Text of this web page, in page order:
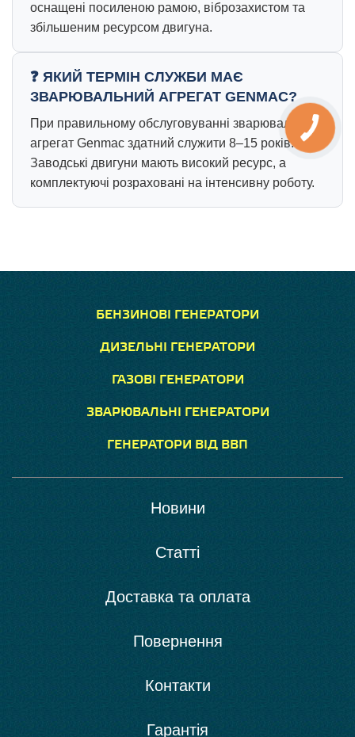
оснащені посиленою рамою, віброзахистом та
збільшеним ресурсом двигуна.
ЯКИЙ ТЕРМІН СЛУЖБИ МАЄ
ЗВАРЮВАЛЬНИЙ АГРЕГАТ GENMAC?
При правильному обслуговуванні зварювальний
агрегат Genmac здатний служити 8–15 років.
Заводські двигуни мають високий ресурс, а
комплектуючі розраховані на інтенсивну роботу.
БЕНЗИНОВІ ГЕНЕРАТОРИ
ДИЗЕЛЬНІ ГЕНЕРАТОРИ
ГАЗОВІ ГЕНЕРАТОРИ
ЗВАРЮВАЛЬНІ ГЕНЕРАТОРИ
ГЕНЕРАТОРИ ВІД ВВП
Новини
Статті
Доставка та оплата
Повернення
Контакти
Гарантія